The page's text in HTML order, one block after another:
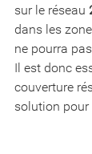
sur le réseau
dans les
ne pourra
Il est donc
couverture
solution